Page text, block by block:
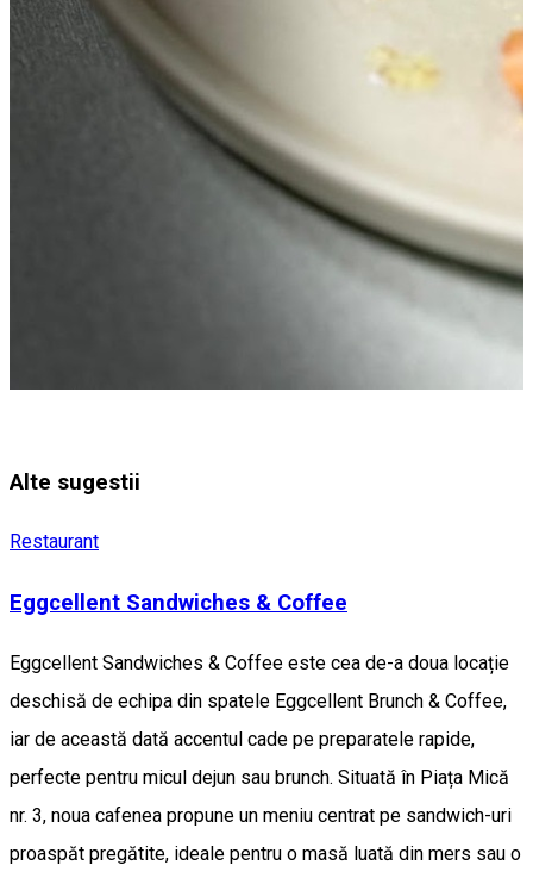
Alte sugestii
Restaurant
Eggcellent Sandwiches & Coffee
Eggcellent Sandwiches & Coffee este cea de-a doua locație
deschisă de echipa din spatele Eggcellent Brunch & Coffee,
iar de această dată accentul cade pe preparatele rapide,
perfecte pentru micul dejun sau brunch. Situată în Piața Mică
nr. 3, noua cafenea propune un meniu centrat pe sandwich-uri
proaspăt pregătite, ideale pentru o masă luată din mers sau o